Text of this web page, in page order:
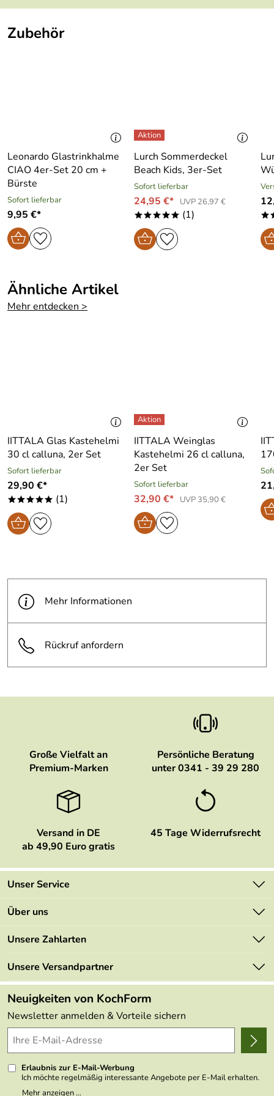
Ofenfest:
Nein
Spülmaschinenf
Zubehör
Leonardo Glastrinkhalme
CIAO 4er-Set 20 cm +
Bürste
Sofort lieferbar
9,95 €*
Lurch Sommerdeckel
Beach Kids, 3er-Set
Sofort lieferbar
24,95 €* UVP 26,97 €
***** (1)
Ähnliche Artikel
Mehr entdecken >
IITTALA Glas Kastehelmi
30 cl calluna, 2er Set
Sofort lieferbar
29,90 €*
***** (1)
IITTALA Weinglas
Kastehelmi 26 cl calluna,
2er Set
Sofort lieferbar
32,90 €* UVP 35,90 €
Mehr Informationen
Rückruf anfordern
Große Vielfalt an
Premium-Marken
Persönliche Beratung
unter 0341 - 39 29 280
Versand in DE
ab 49,90 Euro gratis
45 Tage Widerrufsrecht
Unser Service
Kontakt
Mehrwertsteuerfrei
Retourenportal
FAQs
Lieferbedingungen
Delivery Terms
Kundenlogin
Über uns
Marken
Angebote
Made in Germany
Themen
Wir über uns
Presse
Unsere Zahlarten
Unsere Versandpartner
Neuigkeiten von KochForm
Newsletter anmelden & Vorteile sichern
Erlaubnis zur E-Mail-Werbung
Ich möchte regelmäßig interessante Angebote per E-Mail erhalten.
Meine E-Mail-Adresse wird nicht an andere Unternehmen
Mehr anzeigen ...